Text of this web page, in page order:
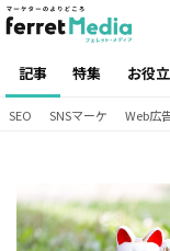
記事 特集 お役
SEO SNSマーケ Web広